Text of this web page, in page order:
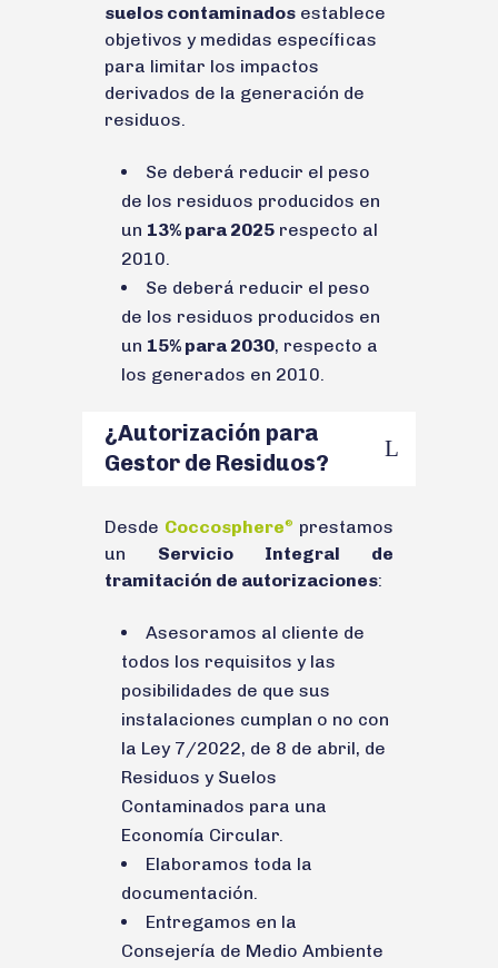
suelos contaminados establece
objetivos y medidas específicas
para limitar los impactos
derivados de la generación de
residuos.
Se deberá reducir el peso
de los residuos producidos en
un 13% para 2025 respecto al
2010.
Se deberá reducir el peso
de los residuos producidos en
un 15% para 2030, respecto a
los generados en 2010.
¿Autorización para
Gestor de Residuos?
Desde Coccosphere®
prestamos
un Servicio Integral de
tramitación de autorizaciones:
Asesoramos al cliente de
todos los requisitos y las
posibilidades de que sus
instalaciones cumplan o no con
la Ley 7/2022, de 8 de abril, de
Residuos y Suelos
Contaminados para una
Economía Circular.
Elaboramos toda la
documentación.
Entregamos en la
Consejería de Medio Ambiente